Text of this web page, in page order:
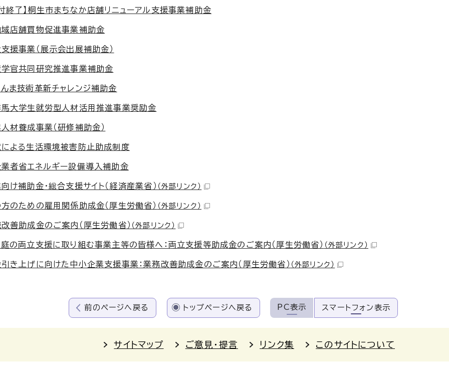
終了】桐生市まちなか店舗リニューアル支援事業補助金
店舗買物促進事業補助金
援事業（展示会出展補助金）
官共同研究推進事業補助金
ま技術革新チャレンジ補助金
大学生就労型人材活用推進事業奨励金
材養成事業（研修補助金）
よる生活環境被害防止助成制度
者省エネルギー設備導入補助金
け補助金・総合支援サイト（経済産業省） （外部リンク）
のための雇用関係助成金（厚生労働省） （外部リンク）
善助成金のご案内（厚生労働省） （外部リンク）
の両立支援に取り組む事業主等の皆様へ：両立支援等助成金のご案内（厚生労働省） （外部リンク）
き上げに向けた中小企業支援事業：業務改善助成金のご案内（厚生労働省） （外部リンク）
前のページへ戻る トップページへ戻る PC表示 スマートフォン表示
サイトマップ ご意見・提言 リンク集 このサイトについて